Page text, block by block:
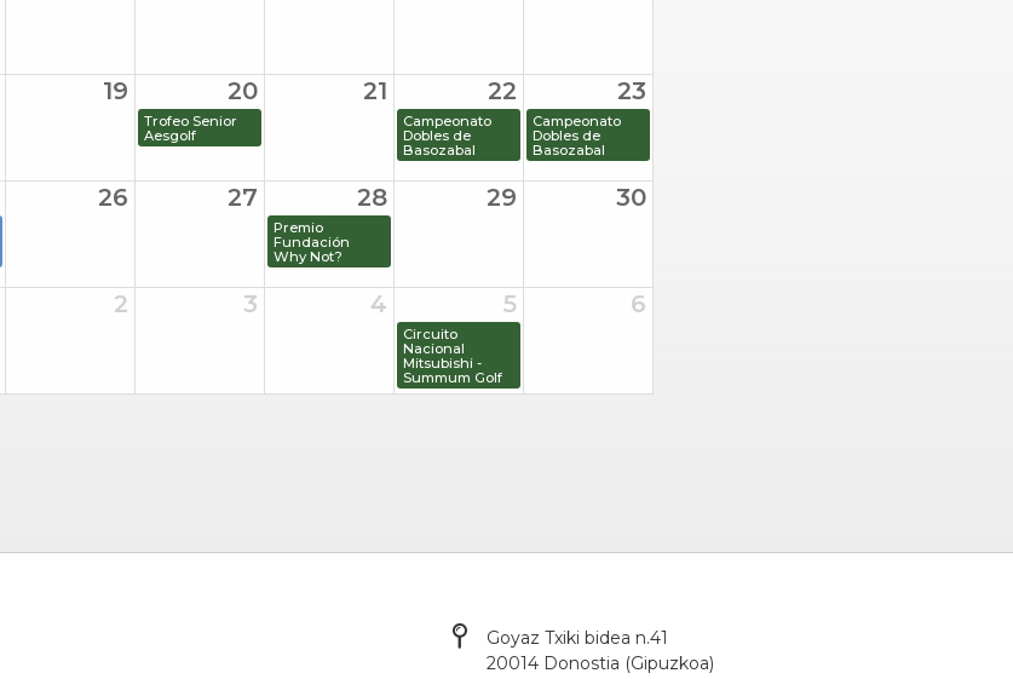
19 20 21 22 23
Trofeo Senior
Aesgolf
Campeonato
Dobles de
Basozabal
Campeonato
Dobles de
Basozabal
26 27 28 29 30
Premio
Fundación
Why Not?
2 3 4 5 6
Circuito
Nacional
Mitsubishi -
Summum Golf
Goyaz Txiki bidea n.41
20014 Donostia (Gipuzkoa)